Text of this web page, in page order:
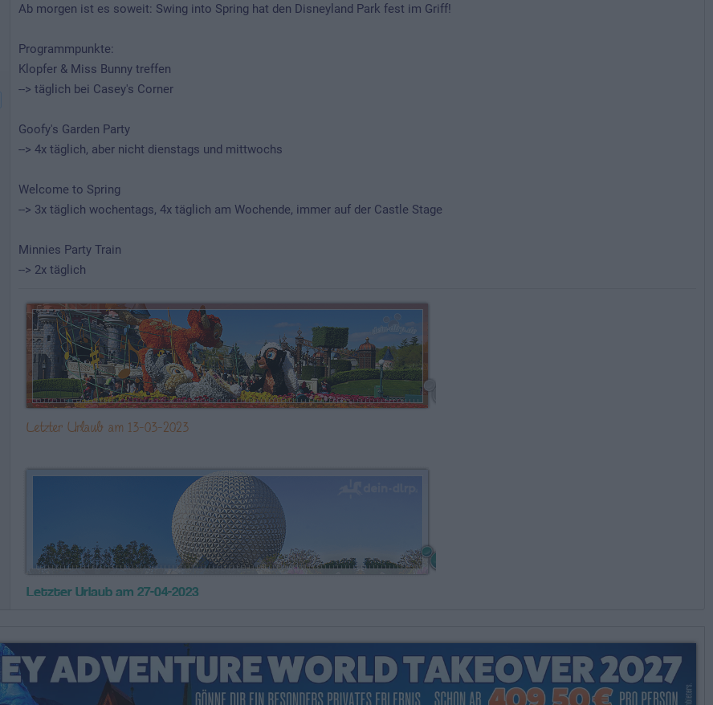
Ab morgen ist es soweit: Swing into Spring hat den Disneyland Park fest im Griff!
Programmpunkte:
Klopfer & Miss Bunny treffen
--> täglich bei Casey's Corner
Goofy's Garden Party
--> 4x täglich, aber nicht dienstags und mittwochs
Welcome to Spring
--> 3x täglich wochentags, 4x täglich am Wochende, immer auf der Castle Stage
Minnies Party Train
--> 2x täglich